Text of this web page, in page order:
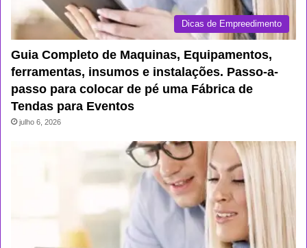
Dicas de Empreedimento
Guia Completo de Maquinas, Equipamentos,
ferramentas, insumos e instalações. Passo-a-
passo para colocar de pé uma Fábrica de
Tendas para Eventos
julho 6, 2026